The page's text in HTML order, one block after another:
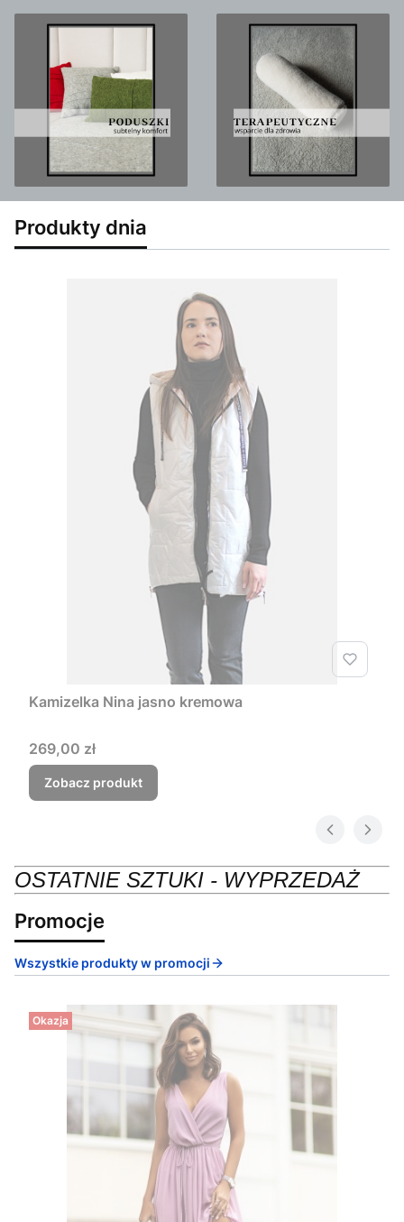
Produkty dnia
Kamizelka Nina jasno kremowa
Cena
269,00 zł
Zobacz produkt
OSTATNIE SZTUKI - WYPRZEDAŻ
Promocje
Wszystkie produkty w promocji
Okazja